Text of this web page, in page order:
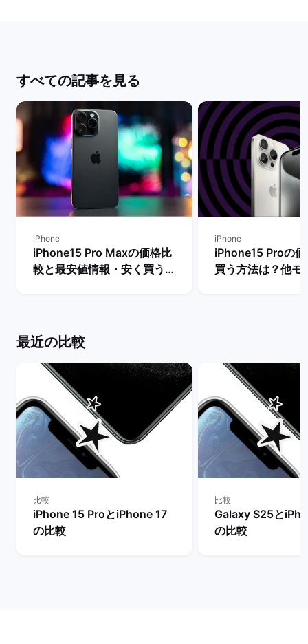
すべての記事を見る
iPhone
iPhone15 Pro Maxの価格比
較と最安値情報・安く買う方
iPhone
iPhone15 Proの
買う方法は？他モ
最近の比較
比較
iPhone 15 ProとiPhone 17
の比較
比較
Galaxy S25と
の比較